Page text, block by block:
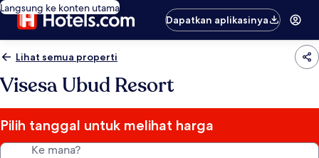
Langsung ke konten utama
Dapatkan aplikasinya
Lihat semua properti
Visesa Ubud Resort
Pilih tanggal untuk melihat harga
Ke mana?